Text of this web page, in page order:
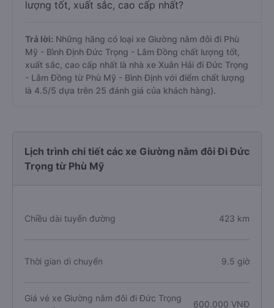
lượng tốt, xuất sắc, cao cấp nhất?
Trả lời: Những hãng có loại xe Giường nằm đôi đi Phù
Mỹ - Bình Định Đức Trọng - Lâm Đồng chất lượng tốt,
xuất sắc, cao cấp nhất là nhà xe Xuân Hải đi Đức Trọng
- Lâm Đồng từ Phù Mỹ - Bình Định với điểm chất lượng
là 4.5/5 dựa trên 25 đánh giá của khách hàng).
Lịch trình chi tiết các xe Giường nằm đôi Đi Đức
Trọng từ Phù Mỹ
Chiều dài tuyến đường 423 km
Thời gian di chuyển 9.5 giờ
Giá vé xe Giường nằm đôi đi Đức Trọng
600.000 VNĐ